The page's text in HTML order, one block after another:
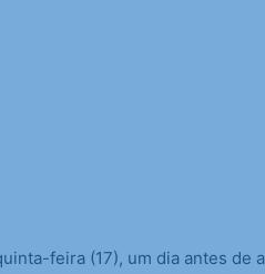
feira (17), um dia antes de